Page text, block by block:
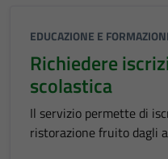
EDUCAZIONE E
Richiedere
scolastica
Il servizio permette di
ristorazione fruito dagli